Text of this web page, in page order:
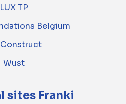
LUX TP
Belgium
Construct
Wust
sites Franki